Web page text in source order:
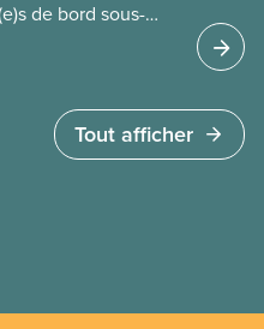
de bord sous-
libéral a
canadien du travail
Tout afficher